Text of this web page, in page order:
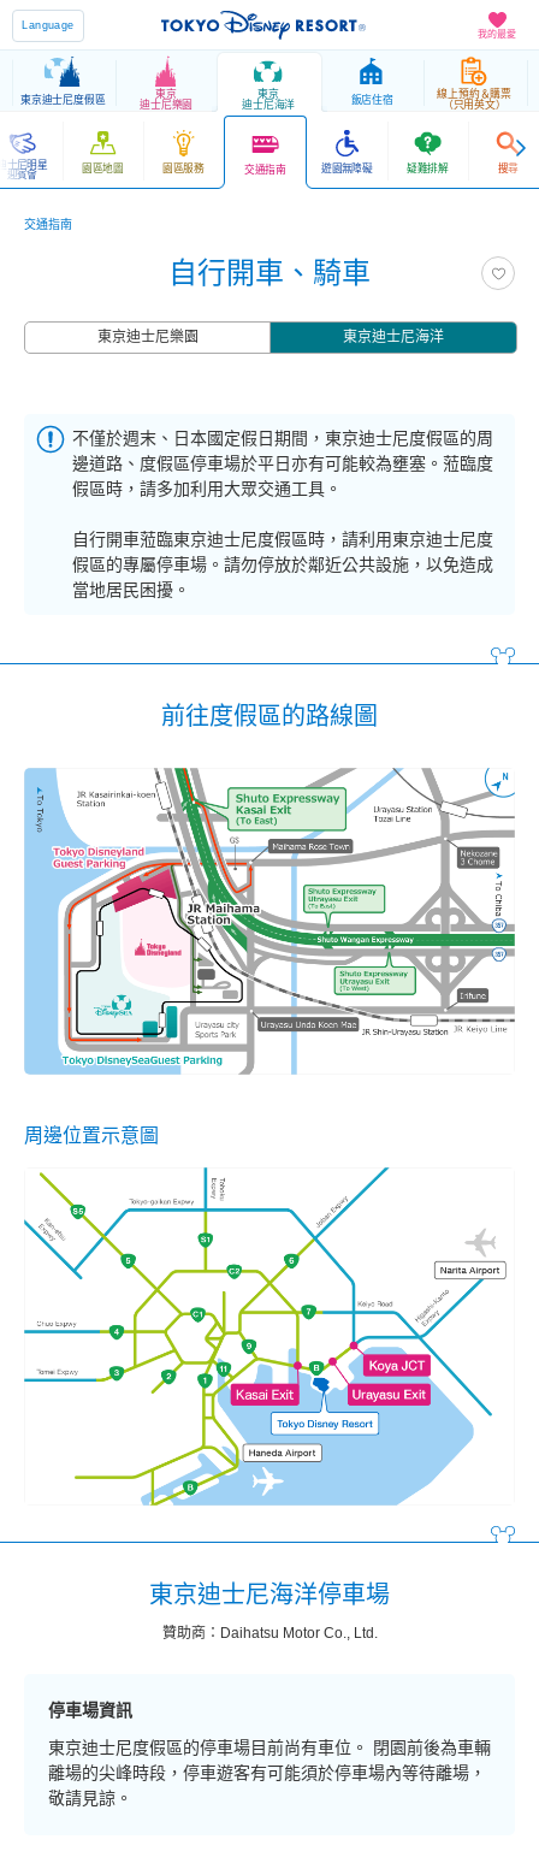
我的最愛
Language
東京迪士尼度假區
東京
迪士尼樂園
東京
迪士尼海洋
飯店住宿
線上預約＆購票
（只用英文）
士尼明星
迎賓會 園區地圖 園區服務 交通指南 遊園無障礙 疑難排解 搜尋
交通指南
自行開車、騎車
東京迪士尼樂園 東京迪士尼海洋
不僅於週末、日本國定假日期間，東京迪士尼度假區的周
邊道路、度假區停車場於平日亦有可能較為壅塞。蒞臨度
假區時，請多加利用大眾交通工具。
自行開車蒞臨東京迪士尼度假區時，請利用東京迪士尼度
假區的專屬停車場。請勿停放於鄰近公共設施，以免造成
當地居民困擾。
前往度假區的路線圖
周邊位置示意圖
東京迪士尼海洋停車場
贊助商：Daihatsu Motor Co., Ltd.
停車場資訊
東京迪士尼度假區的停車場目前尚有車位。 閉園前後為車輛
離場的尖峰時段，停車遊客有可能須於停車場內等待離場，
敬請見諒。